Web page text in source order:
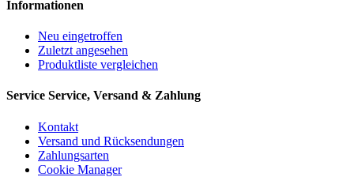
Informationen
Neu eingetroffen
Zuletzt angesehen
Produktliste vergleichen
Service Service, Versand & Zahlung
Kontakt
Versand und Rücksendungen
Zahlungsarten
Cookie Manager